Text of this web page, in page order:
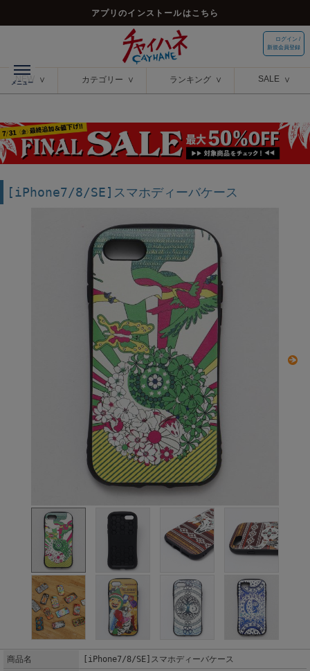
アプリのインストールはこちら
ログイン /
新規会員登録
NEW カテゴリー ランキング SALE
[iPhone7/8/SE]スマホディーバケース
商品名
[iPhone7/8/SE]スマホディーバケース